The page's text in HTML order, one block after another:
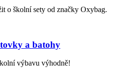
o školní sety od značky Oxybag.
a batohy
výbavu výhodně!